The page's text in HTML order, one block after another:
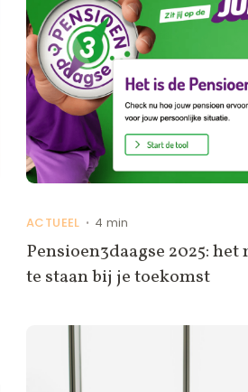
ACTUEEL • 4 min
Pensioen3daagse 2025:
te staan bij je toekomst